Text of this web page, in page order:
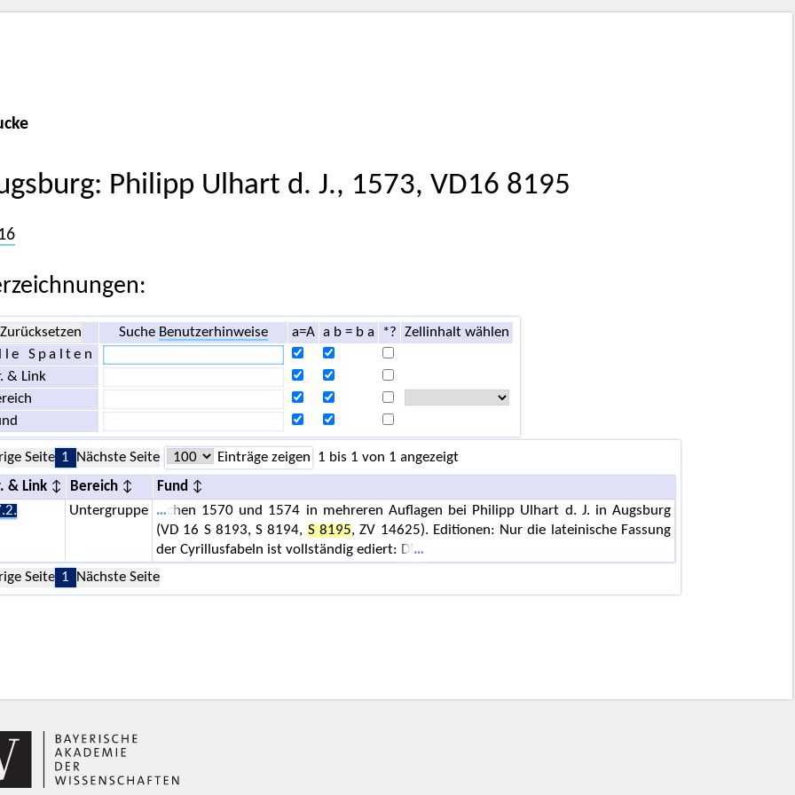
Philipp Ulhart d. J., 1573, VD16 8195
Zurücksetzen Suche Benutzerhinweise a=A a b = b a *?
Zellinhalt wählen
Spalten
& Link
Seite 1 Nächste Seite Einträge zeigen 1 bis 1 von 1 angezeigt
& Link Bereich
Fund
Untergruppe
chen 1570 und 1574 in mehreren Auflagen bei Philipp Ulhart d. J. in Augsburg
(VD 16 S 8193, S 8194, S 8195, ZV 14625). Editionen: Nur die lateinische Fassung
der Cyrillusfabeln ist vollständig ediert: Di
Seite 1 Nächste Seite